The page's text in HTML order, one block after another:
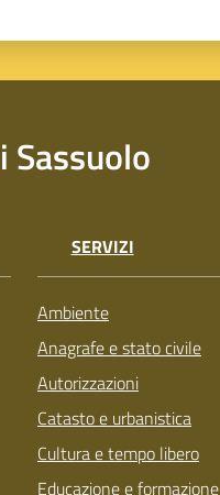
Sassuolo
SERVIZI
Ambiente
Anagrafe e stato civile
Autorizzazioni
Catasto e urbanistica
Cultura e tempo libero
Educazione e formazione